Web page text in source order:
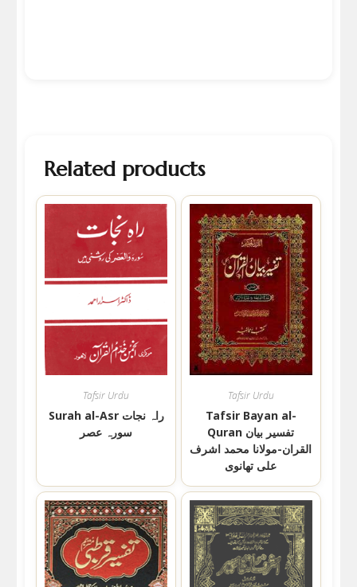
Related products
Tafsir Urdu
Surah al-Asr راہ نجات
سورہ عصر
Tafsir Urdu
Tafsir Bayan al-
Quran تفسیر بیان
القران-مولانا محمد اشرف
علی تھانوی